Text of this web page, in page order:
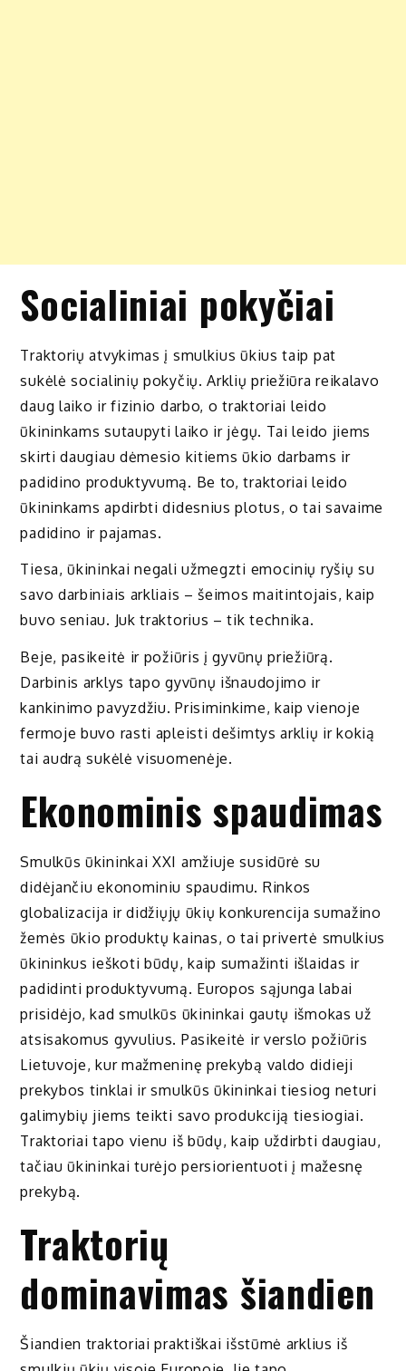
Socialiniai pokyčiai
Traktorių atvykimas į smulkius ūkius taip pat
sukėlė socialinių pokyčių. Arklių priežiūra reikalavo
daug laiko ir fizinio darbo, o traktoriai leido
ūkininkams sutaupyti laiko ir jėgų. Tai leido jiems
skirti daugiau dėmesio kitiems ūkio darbams ir
padidino produktyvumą. Be to, traktoriai leido
ūkininkams apdirbti didesnius plotus, o tai savaime
padidino ir pajamas.
Tiesa, ūkininkai negali užmegzti emocinių ryšių su
savo darbiniais arkliais – šeimos maitintojais, kaip
buvo seniau. Juk traktorius – tik technika.
Beje, pasikeitė ir požiūris į gyvūnų priežiūrą.
Darbinis arklys tapo gyvūnų išnaudojimo ir
kankinimo pavyzdžiu. Prisiminkime, kaip vienoje
fermoje buvo rasti apleisti dešimtys arklių ir kokią
tai audrą sukėlė visuomenėje.
Ekonominis spaudimas
Smulkūs ūkininkai XXI amžiuje susidūrė su
didėjančiu ekonominiu spaudimu. Rinkos
globalizacija ir didžiųjų ūkių konkurencija sumažino
žemės ūkio produktų kainas, o tai privertė smulkius
ūkininkus ieškoti būdų, kaip sumažinti išlaidas ir
padidinti produktyvumą. Europos sąjunga labai
prisidėjo, kad smulkūs ūkininkai gautų išmokas už
atsisakomus gyvulius. Pasikeitė ir verslo požiūris
Lietuvoje, kur mažmeninę prekybą valdo didieji
prekybos tinklai ir smulkūs ūkininkai tiesiog neturi
galimybių jiems teikti savo produkciją tiesiogiai.
Traktoriai tapo vienu iš būdų, kaip uždirbti daugiau,
tačiau ūkininkai turėjo persiorientuoti į mažesnę
prekybą.
Traktorių
dominavimas šiandien
Šiandien traktoriai praktiškai išstūmė arklius iš